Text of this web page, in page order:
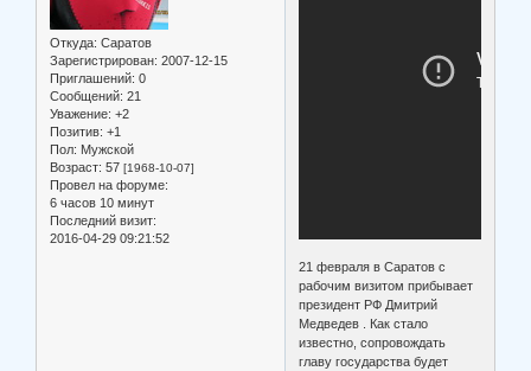
Откуда: Саратов
Зарегистрирован: 2007-12-15
Приглашений: 0
Сообщений: 21
Уважение: +2
Позитив: +1
Пол: Мужской
Возраст: 57 [1968-10-07]
Провел на форуме:
6 часов 10 минут
Последний визит:
2016-04-29 09:21:52
21 февраля в Саратов с
рабочим визитом прибывает
президент РФ Дмитрий
Медведев . Как стало
известно, сопровождать
главу государства будет